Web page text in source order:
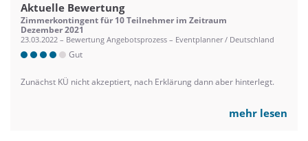
Aktuelle Bewertung
Zimmerkontingent für 10 Teilnehmer im Zeitraum
Dezember 2021
23.03.2022 – Bewertung Angebotsprozess – Eventplanner / Deutschland
Gut
Zunächst KÜ nicht akzeptiert, nach Erklärung dann aber hinterlegt.
mehr lesen